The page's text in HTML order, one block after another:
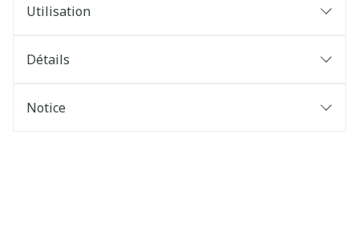
Utilisation
Détails
Notice